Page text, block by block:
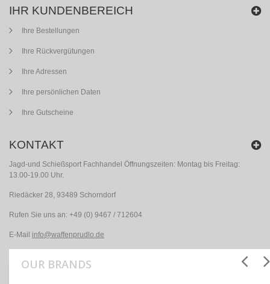
IHR KUNDENBEREICH
Ihre Bestellungen
Ihre Rückvergütungen
Ihre Adressen
Ihre persönlichen Daten
Ihre Gutscheine
KONTAKT
Jagd-und Schießsport Fachhandel Öffnungszeiten: Montag bis Freitag:
13.00-19.00 Uhr.
Riedäcker 28, 93489 Schorndorf
Rufen Sie uns an: +49 (0) 9467 / 712604
E-Mail info@waffenprudlo.de
OUR BRANDS